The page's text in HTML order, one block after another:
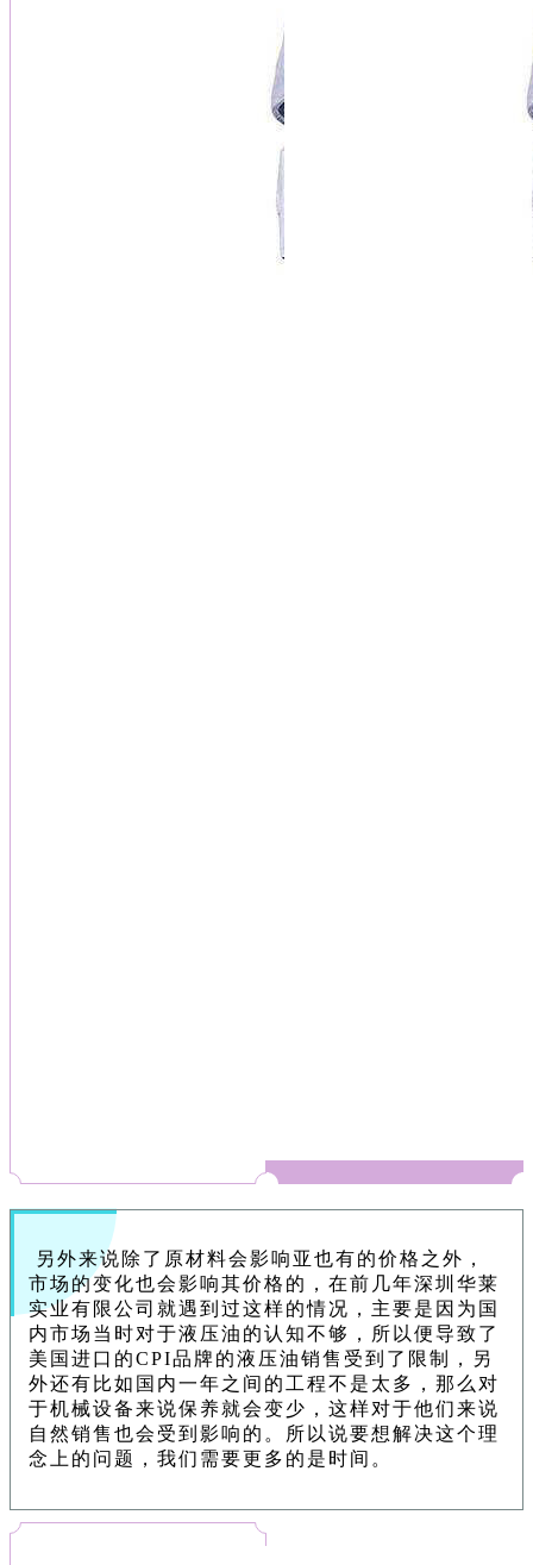
另外来说除了原材料会影响亚也有的价格之外，
市场的变化也会影响其价格的，在前几年深圳华莱
实业有限公司就遇到过这样的情况，主要是因为国
内市场当时对于液压油的认知不够，所以便导致了
美国进口的CPI品牌的液压油销售受到了限制，另
外还有比如国内一年之间的工程不是太多，那么对
于机械设备来说保养就会变少，这样对于他们来说
自然销售也会受到影响的。所以说要想解决这个理
念上的问题，我们需要更多的是时间。